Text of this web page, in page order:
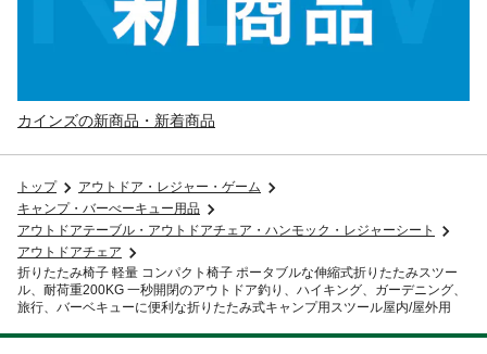
カインズの新商品・新着商品
トップ
アウトドア・レジャー・ゲーム
キャンプ・バーべーキュー用品
アウトドアテーブル・アウトドアチェア・ハンモック・レジャーシート
アウトドアチェア
折りたたみ椅子 軽量 コンパクト椅子 ポータブルな伸縮式折りたたみスツー
ル、耐荷重200KG 一秒開閉のアウトドア釣り、ハイキング、ガーデニング、
旅行、バーベキューに便利な折りたたみ式キャンプ用スツール屋内/屋外用